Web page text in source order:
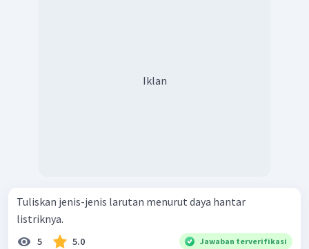
Iklan
Tuliskan jenis-jenis larutan menurut daya hantar
listriknya.
5 5.0 Jawaban terverifikasi